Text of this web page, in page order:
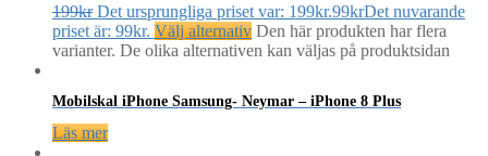
199kr Det ursprungliga priset var: 199kr.99krDet nuvarande
priset är: 99kr. Välj alternativ Den här produkten har flera
varianter. De olika alternativen kan väljas på produktsidan
Mobilskal iPhone Samsung- Neymar – iPhone 8 Plus
Läs mer